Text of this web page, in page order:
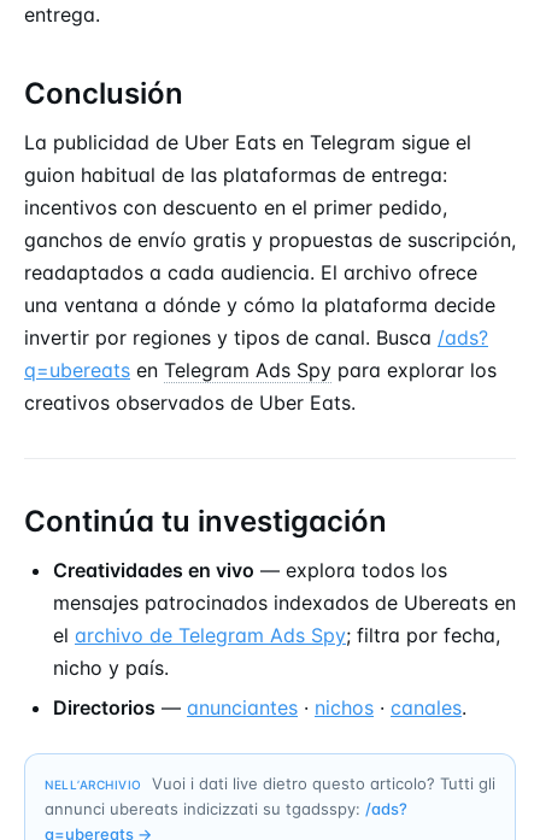
entrega.
Conclusión
La publicidad de Uber Eats en Telegram sigue el
guion habitual de las plataformas de entrega:
incentivos con descuento en el primer pedido,
ganchos de envío gratis y propuestas de suscripción,
readaptados a cada audiencia. El archivo ofrece
una ventana a dónde y cómo la plataforma decide
invertir por regiones y tipos de canal. Busca /ads?
q=ubereats en Telegram Ads Spy para explorar los
creativos observados de Uber Eats.
Continúa tu investigación
Creatividades en vivo — explora todos los
mensajes patrocinados indexados de Ubereats en
el archivo de Telegram Ads Spy; filtra por fecha,
nicho y país.
Directorios — anunciantes · nichos · canales.
NELL’ARCHIVIO
Vuoi i dati live dietro questo articolo? Tutti gli
annunci ubereats indicizzati su tgadsspy: /ads?
q=ubereats →